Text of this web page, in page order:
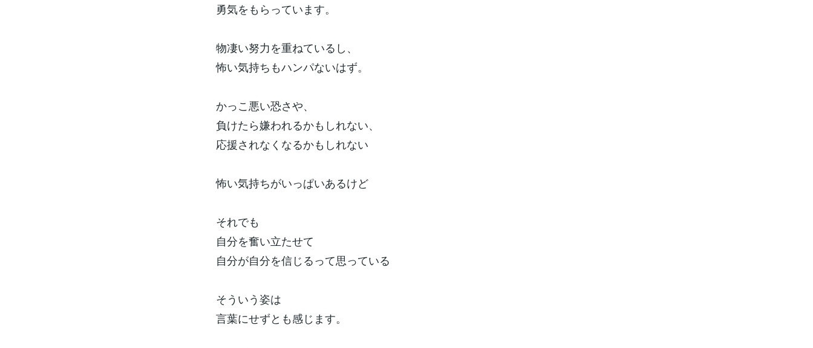
勇気をもらっています。
物凄い努力を重ねているし、
怖い気持ちもハンパないはず。
かっこ悪い恐さや、
負けたら嫌われるかもしれない、
応援されなくなるかもしれない
怖い気持ちがいっぱいあるけど
それでも
自分を奮い立たせて
自分が自分を信じるって思っている
そういう姿は
言葉にせずとも感じます。